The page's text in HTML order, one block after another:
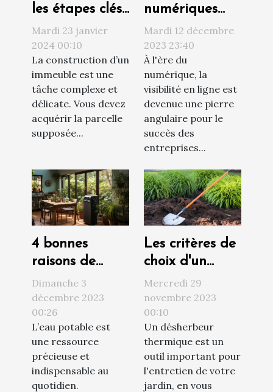
les étapes clés
d’un projet de
construction ?
Mardi 23 janvier
2024 00:10
La construction d’un
immeuble est une
tâche complexe et
délicate. Vous devez
acquérir la parcelle
supposée...
numériques
innovantes
pour
augmenter la
visibilité d'une
entreprise
Mardi 12 décembre
2023 23:40
À l'ère du
numérique, la
visibilité en ligne est
devenue une pierre
angulaire pour le
succès des
entreprises...
4 bonnes
raisons de
faire installer
un adoucisseur
d’eau chez soi
Dimanche 3
décembre 2023
00:26
L’eau potable est
une ressource
précieuse et
indispensable au
quotidien.
Les critères de
choix d'un
désherbeur
thermique
Mercredi 29
novembre 2023
00:10
Un désherbeur
thermique est un
outil important pour
l'entretien de votre
jardin, en vous